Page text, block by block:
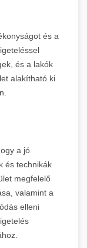
és a
és a lakók
alakítható ki
a jó
és technikák
megfelelő
valamint a
elleni